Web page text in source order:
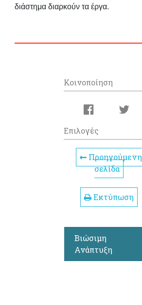
διάστημα διαρκούν τα έργα.
Κοινοποίηση
Επιλογές
Προηγούμενη
σελίδα
Εκτύπωση
Βιώσιμη
Ανάπτυξη